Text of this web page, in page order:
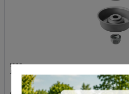
STIHL
Jeu de pièces de montage, pour couteau à herbe